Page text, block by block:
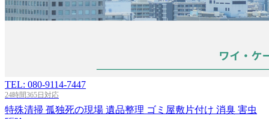
TEL: 080-9114-7447
24時間365日対応
特殊清掃 孤独死の現場 遺品整理 ゴミ屋敷片付け 消臭 害虫